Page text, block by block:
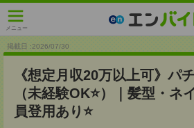
メニュー
掲載日 :2026/07/30
《想定月収20万以上可》パ
（未経験OK⭐）｜髪型・ネ
員登用あり⭐